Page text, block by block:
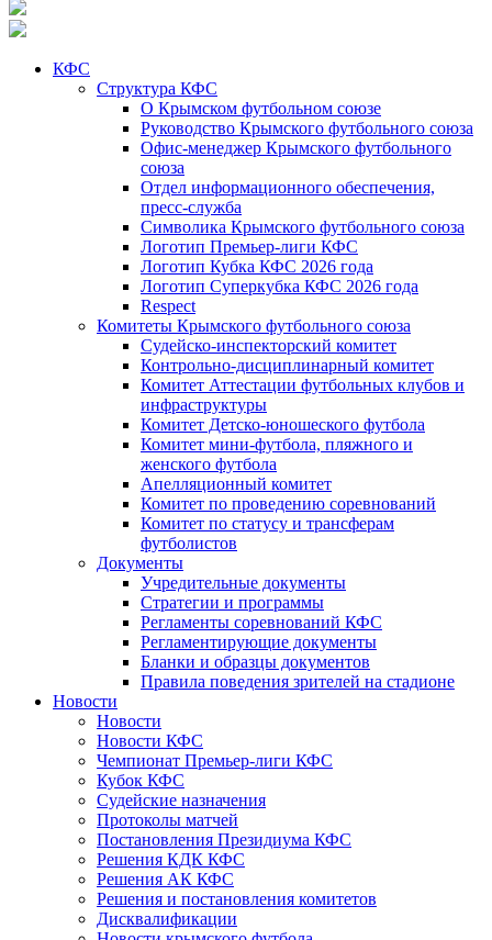
КФС
Структура КФС
О Крымском футбольном союзе
Руководство Крымского футбольного союза
Офис-менеджер Крымского футбольного
союза
Отдел информационного обеспечения,
пресс-служба
Символика Крымского футбольного союза
Логотип Премьер-лиги КФС
Логотип Кубка КФС 2026 года
Логотип Суперкубка КФС 2026 года
Respect
Комитеты Крымского футбольного союза
Судейско-инспекторский комитет
Контрольно-дисциплинарный комитет
Комитет Аттестации футбольных клубов и
инфраструктуры
Комитет Детско-юношеского футбола
Комитет мини-футбола, пляжного и
женского футбола
Апелляционный комитет
Комитет по проведению соревнований
Комитет по статусу и трансферам
футболистов
Документы
Учредительные документы
Стратегии и программы
Регламенты соревнований КФС
Регламентирующие документы
Бланки и образцы документов
Правила поведения зрителей на стадионе
Новости
Новости
Новости КФС
Чемпионат Премьер-лиги КФС
Кубок КФС
Судейские назначения
Протоколы матчей
Постановления Президиума КФС
Решения КДК КФС
Решения АК КФС
Решения и постановления комитетов
Дисквалификации